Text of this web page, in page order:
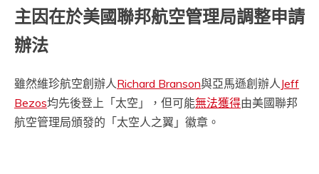
主因在於美國聯邦航空管理局調整申請
辦法
雖然維珍航空創辦人Richard Branson與亞馬遜創辦人Jeff
Bezos均先後登上「太空」，但可能無法獲得由美國聯邦
航空管理局頒發的「太空人之翼」徽章。